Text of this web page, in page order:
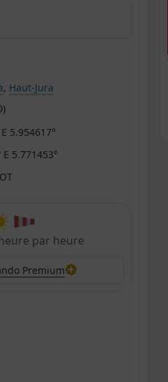
, Haut-Jura
5.954617°
5.771453°
par heure
Premium